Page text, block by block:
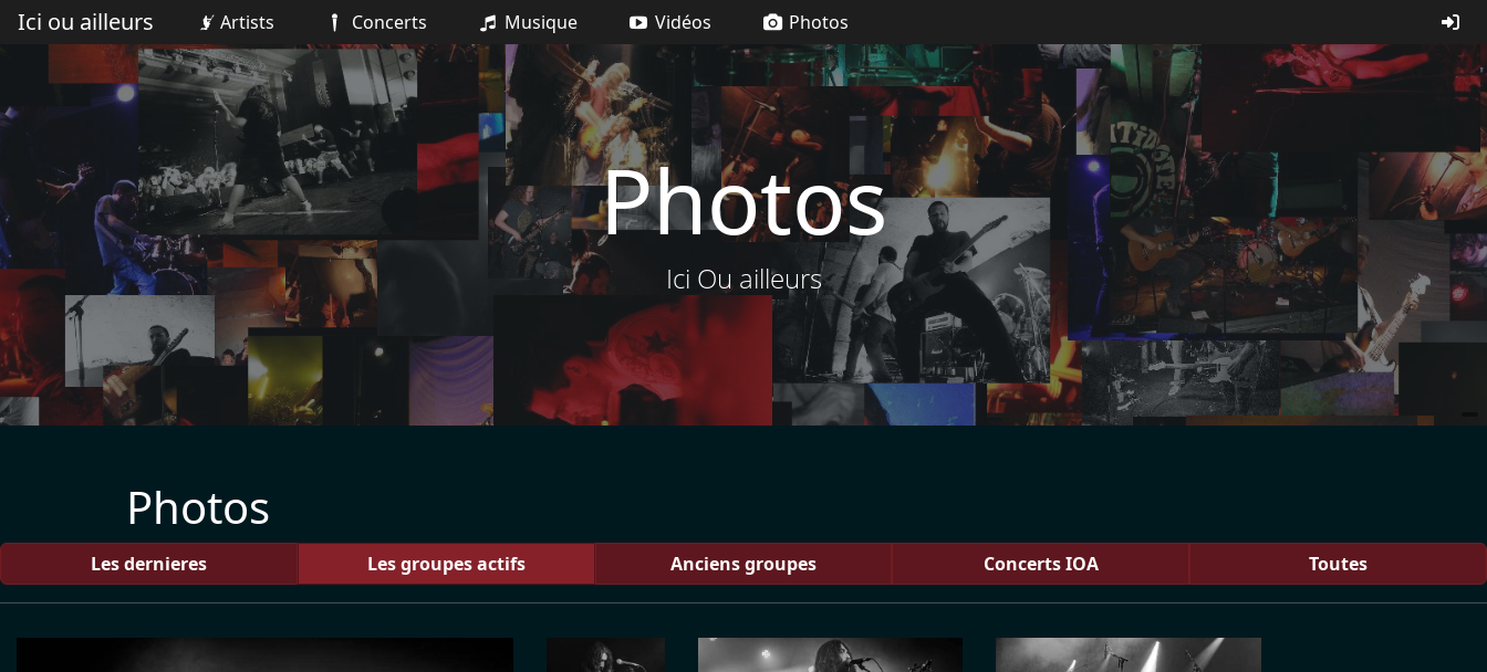
Ici ou ailleurs Artists Concerts Musique Vidéos Photos
Photos
Ici Ou ailleurs
Photos
Les dernieres Les groupes actifs Anciens groupes Concerts IOA Toutes